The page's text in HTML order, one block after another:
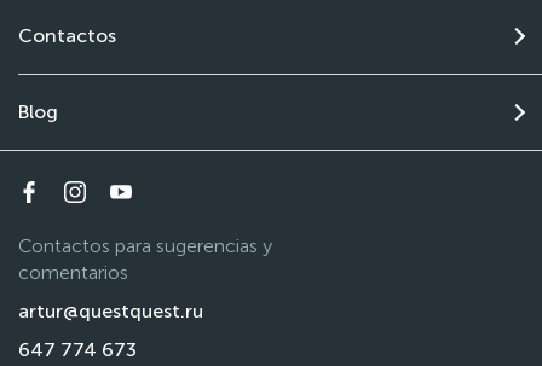
Contactos
Blog
Contactos para sugerencias y
comentarios
artur@questquest.ru
647 774 673